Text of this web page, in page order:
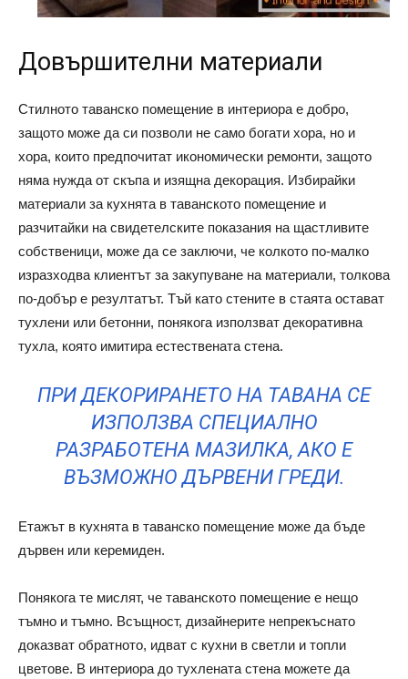
Довършителни материали
Стилното таванско помещение в интериора е добро,
защото може да си позволи не само богати хора, но и
хора, които предпочитат икономически ремонти, защото
няма нужда от скъпа и изящна декорация. Избирайки
материали за кухнята в таванското помещение и
разчитайки на свидетелските показания на щастливите
собственици, може да се заключи, че колкото по-малко
изразходва клиентът за закупуване на материали, толкова
по-добър е резултатът. Тъй като стените в стаята остават
тухлени или бетонни, понякога използват декоративна
тухла, която имитира естествената стена.
ПРИ ДЕКОРИРАНЕТО НА ТАВАНА СЕ
ИЗПОЛЗВА СПЕЦИАЛНО
РАЗРАБОТЕНА МАЗИЛКА, АКО Е
ВЪЗМОЖНО ДЪРВЕНИ ГРЕДИ.
Етажът в кухнята в таванско помещение може да бъде
дървен или керемиден.
Понякога те мислят, че таванското помещение е нещо
тъмно и тъмно. Всъщност, дизайнерите непрекъснато
доказват обратното, идват с кухни в светли и топли
цветове. В интериора до тухлената стена можете да